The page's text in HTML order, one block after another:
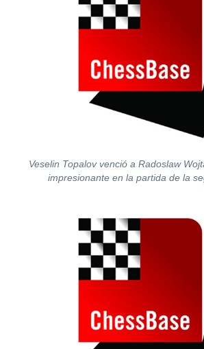
Veselin Topalov venció a Radoslaw
impresionante en la partida de la